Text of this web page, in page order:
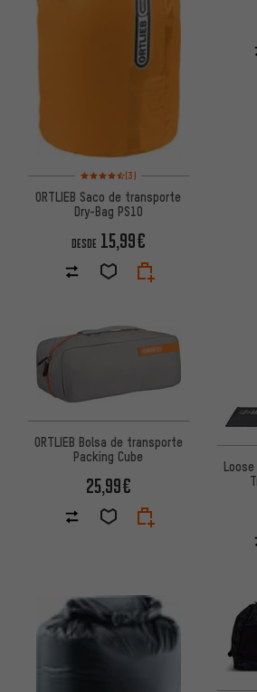
Valoración media: 4,5 de 5 basada en 3
(3)
ORTLIEB Saco de transporte
Dry-Bag PS10
DESDE 15,99€
ORTLIEB Bolsa de transporte
Packing Cube
25,99€